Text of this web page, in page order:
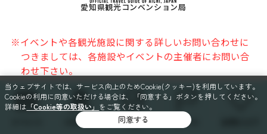
愛知県観光コンベンション局
※イベントや各観光施設に関する詳しいお問い合わせに
つきましては、各施設やイベントの主催者にお問い合
わせ下さい。
このサイトについて
個人情報保護方針
ソーシャルメディア利用規約
スポット 特集 コース
当ウェブサイトでは、サービス向上のためCookie(クッキー)を利用しています。
Cookieの利用に同意いただける場合は、「同意する」ボタンを押してください。
詳細は 「Cookie等の取扱い」 をご覧ください。
同意する